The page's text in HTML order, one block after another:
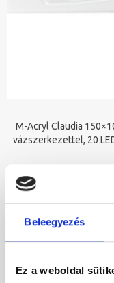
Beleegyezés
Ez a weboldal
M-Acryl Claudia
vázszerkezettel, 20
-42%